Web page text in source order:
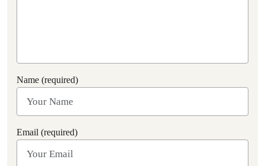
Name (required)
Email (required)